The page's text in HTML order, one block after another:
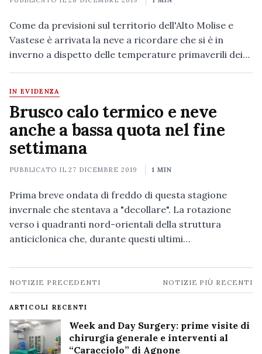
Come da previsioni sul territorio dell'Alto Molise e
Vastese è arrivata la neve a ricordare che si è in
inverno a dispetto delle temperature primaverili dei…
IN EVIDENZA
Brusco calo termico e neve
anche a bassa quota nel fine
settimana
PUBBLICATO IL27 DICEMBRE 2019 1 MIN
Prima breve ondata di freddo di questa stagione
invernale che stentava a "decollare". La rotazione
verso i quadranti nord-orientali della struttura
anticiclonica che, durante questi ultimi…
Navigazione
notizie
NOTIZIE PRECEDENTI NOTIZIE PIÙ RECENTI
ARTICOLI RECENTI
Week and Day Surgery: prime visite di
chirurgia generale e interventi al
“Caracciolo” di Agnone